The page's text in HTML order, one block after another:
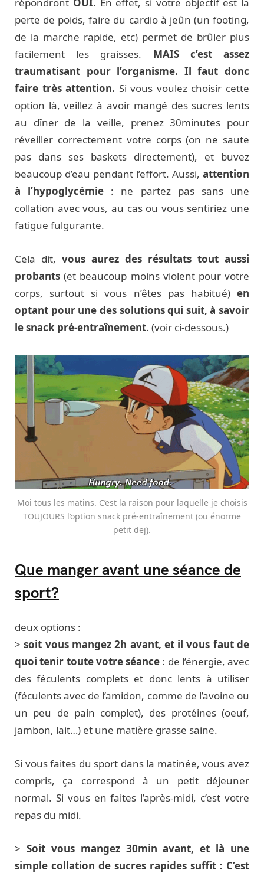
perte de poids, faire du cardio à jeûn (un footing,
de la marche rapide, etc) permet de brûler plus
facilement les graisses. MAIS c’est assez
traumatisant pour l’organisme. Il faut donc
faire très attention. Si vous voulez choisir cette
option là, veillez à avoir mangé des sucres lents
au dîner de la veille, prenez 30minutes pour
réveiller correctement votre corps (on ne saute
pas dans ses baskets directement), et buvez
beaucoup d’eau pendant l’effort. Aussi, attention
à l’hypoglycémie : ne partez pas sans une
collation avec vous, au cas ou vous sentiriez une
fatigue fulgurante.
Cela dit, vous aurez des résultats tout aussi
probants (et beaucoup moins violent pour votre
corps, surtout si vous n’êtes pas habitué)en
optant pour une des solutions qui suit, à savoir
le snack pré-entraînement. (voir ci-dessous.)
Moi tous les matins. C’est la raison pour laquelle je choisis
TOUJOURS l’option snack pré-entraînement (ou énorme
petit dej).
Que manger avant une séance de
sport?
deux options :
>soit vous mangez 2h avant, et il vous faut de
quoi tenir toute votre séance : de l’énergie, avec
des féculents complets et donc lents à utiliser
(féculents avec de l’amidon, comme de l’avoine ou
un peu de pain complet), des protéines (oeuf,
jambon, lait…) et une matière grasse saine.
Si vous faites du sport dans la matinée, vous avez
compris, ça correspond à un petit déjeuner
normal. Si vous en faites l’après-midi, c’est votre
repas du midi.
> Soit vous mangez 30min avant, et là une
simple collation de sucres rapides suffit : C’est